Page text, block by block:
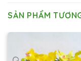
SẢN PHẨM